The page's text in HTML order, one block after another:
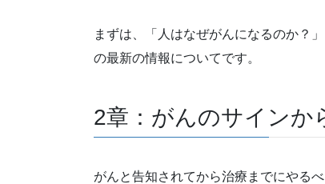
まずは、「人はなぜがんになるのか？
の最新の情報についてです。
2章：がんのサインか
がんと告知されてから治療までにやる